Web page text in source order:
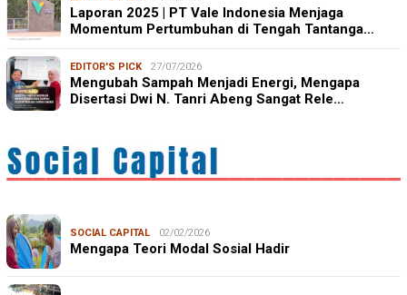
Laporan 2025 | PT Vale Indonesia Menjaga
Momentum Pertumbuhan di Tengah Tantanga…
EDITOR'S PICK 27/07/2026
Mengubah Sampah Menjadi Energi, Mengapa
Disertasi Dwi N. Tanri Abeng Sangat Rele…
SOCIAL CAPITAL 02/02/2026
Mengapa Teori Modal Sosial Hadir